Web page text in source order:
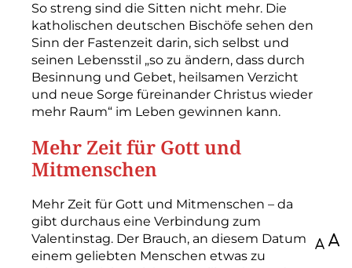
So streng sind die Sitten nicht mehr. Die
katholischen deutschen Bischöfe sehen den
Sinn der Fastenzeit darin, sich selbst und
seinen Lebensstil „so zu ändern, dass durch
Besinnung und Gebet, heilsamen Verzicht
und neue Sorge füreinander Christus wieder
mehr Raum“ im Leben gewinnen kann.
Mehr Zeit für Gott und
Mitmenschen
Mehr Zeit für Gott und Mitmenschen – da
gibt durchaus eine Verbindung zum
Valentinstag. Der Brauch, an diesem Datum
einem geliebten Menschen etwas zu
100